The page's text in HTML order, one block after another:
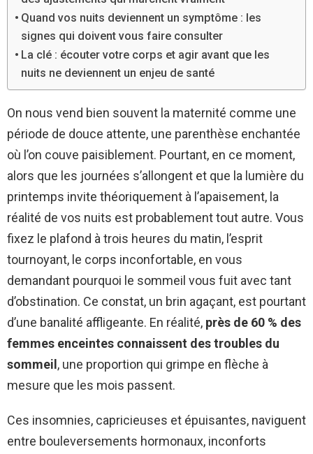
Quand vos nuits deviennent un symptôme : les
signes qui doivent vous faire consulter
La clé : écouter votre corps et agir avant que les
nuits ne deviennent un enjeu de santé
On nous vend bien souvent la maternité comme une
période de douce attente, une parenthèse enchantée
où l’on couve paisiblement. Pourtant, en ce moment,
alors que les journées s’allongent et que la lumière du
printemps invite théoriquement à l’apaisement, la
réalité de vos nuits est probablement tout autre. Vous
fixez le plafond à trois heures du matin, l’esprit
tournoyant, le corps inconfortable, en vous
demandant pourquoi le sommeil vous fuit avec tant
d’obstination. Ce constat, un brin agaçant, est pourtant
d’une banalité affligeante. En réalité, près de 60 % des
femmes enceintes connaissent des troubles du
sommeil , une proportion qui grimpe en flèche à
mesure que les mois passent.
Ces insomnies, capricieuses et épuisantes, naviguent
entre bouleversements hormonaux, inconforts